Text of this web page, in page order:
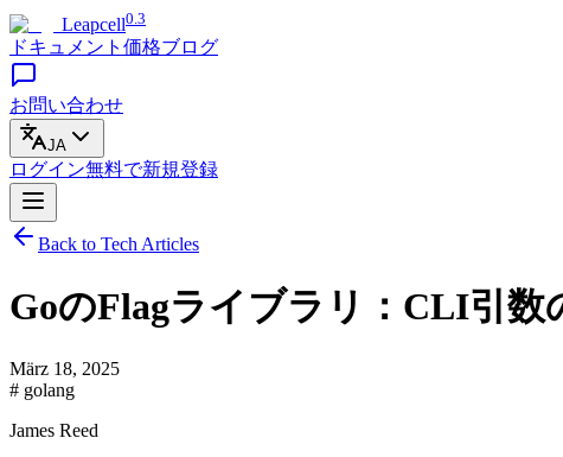
Leapcell0.3
ドキュメント 価格ブログ
お問い合わせ
JA
ログイン無料で新規登録
Back to Tech Articles
GoのFlagライブラリ：CLI引数
März 18, 2025
# golang
James Reed